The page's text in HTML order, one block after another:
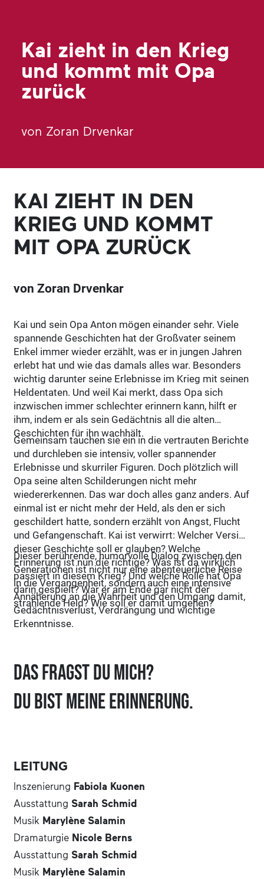
Kai zieht in den Krieg
und kommt mit Opa
zurück
von Zoran Drvenkar
KAI ZIEHT IN DEN
KRIEG UND KOMMT
MIT OPA ZURÜCK
von Zoran Drvenkar
Kai und sein Opa Anton mögen einander sehr. Viele
spannende Geschichten hat der Großvater seinem
Enkel immer wieder erzählt, was er in jungen Jahren
erlebt hat und wie das damals alles war. Besonders
wichtig darunter seine Erlebnisse im Krieg mit seinen
Heldentaten. Und weil Kai merkt, dass Opa sich
inzwischen immer schlechter erinnern kann, hilft er
ihm, indem er als sein Gedächtnis all die alten
Geschichten für ihn wachhält.
Gemeinsam tauchen sie ein in die vertrauten Berichte
und durchleben sie intensiv, voller spannender
Erlebnisse und skurriler Figuren. Doch plötzlich will
Opa seine alten Schilderungen nicht mehr
wiedererkennen. Das war doch alles ganz anders. Auf
einmal ist er nicht mehr der Held, als den er sich
geschildert hatte, sondern erzählt von Angst, Flucht
und Gefangenschaft. Kai ist verwirrt: Welcher Version
dieser Geschichte soll er glauben? Welche
Erinnerung ist nun die richtige? Was ist da wirklich
passiert in diesem Krieg? Und welche Rolle hat Opa
darin gespielt? War er am Ende gar nicht der
strahlende Held? Wie soll er damit umgehen?
Dieser berührende, humorvolle Dialog zwischen den
Generationen ist nicht nur eine abenteuerliche Reise
in die Vergangenheit, sondern auch eine intensive
Annäherung an die Wahrheit und den Umgang damit,
Gedächtnisverlust, Verdrängung und wichtige
Erkenntnisse.
Das fragst du mich?
Du bist meine Erinnerung.
LEITUNG
Inszenierung Fabiola Kuonen
Ausstattung Sarah Schmid
Musik Marylène Salamin
Dramaturgie Nicole Berns
Ausstattung Sarah Schmid
Musik Marylène Salamin